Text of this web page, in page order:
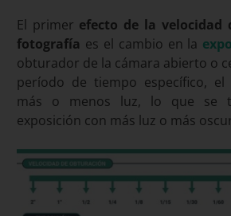
El primer efecto de la velocidad
fotografía es el cambio en la
obturador de la cámara abierto o
período de tiempo específico, el
más o menos luz, lo que se
exposición con más luz o más